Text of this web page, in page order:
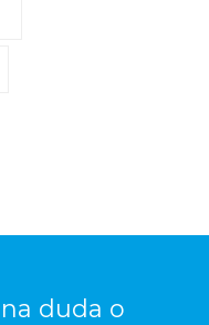
duda o